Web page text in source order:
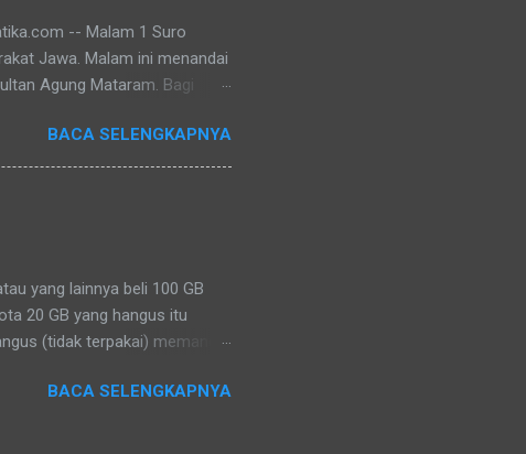
-- Malam 1 Suro
Jawa. Malam ini menandai
Agung Mataram. Bagi
Di berbagai wilayah
bentuknya berbeda-beda,
keselamatan, dan
BACA SELENGKAPNYA
yang lainnya beli 100 GB
20 GB yang hangus itu
(tidak terpakai) memang
akses ke jaringan, bukan
BACA SELENGKAPNYA